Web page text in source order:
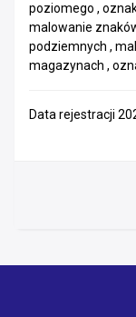
poziomego ,
malowanie
podziemnych ,
magazynach ,
Data rejestracji